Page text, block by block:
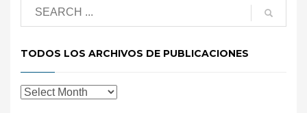
TODOS LOS ARCHIVOS DE PUBLICACIONES